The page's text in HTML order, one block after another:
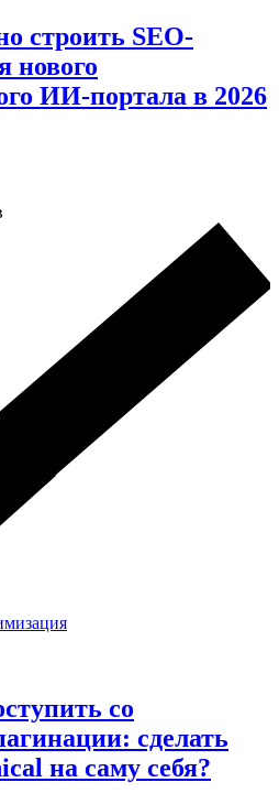
строить SEO-
нового
ИИ-портала в 2026
со
сделать
на саму себя?